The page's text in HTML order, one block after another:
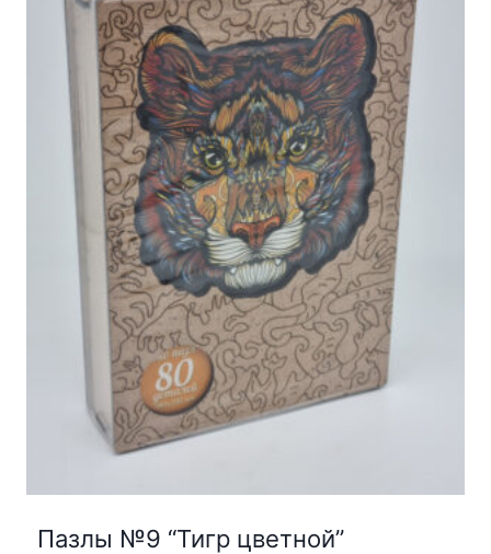
Пазлы №9 “Тигр цветной”